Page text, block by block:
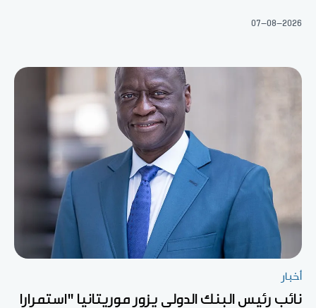
07-08-2026
أخبار
نائب رئيس البنك الدولي يزور موريتانيا "استمرارا